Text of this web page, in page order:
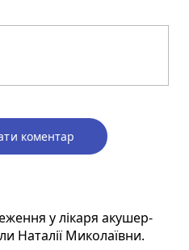
коментар
у лікаря акушер-
Наталії Миколаївни.